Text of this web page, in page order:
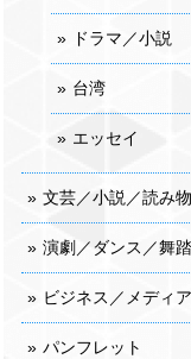
ドラマ／小説
台湾
エッセイ
文芸／小説／読み物
演劇／ダンス／舞踏
ビジネス／メディア
パンフレット